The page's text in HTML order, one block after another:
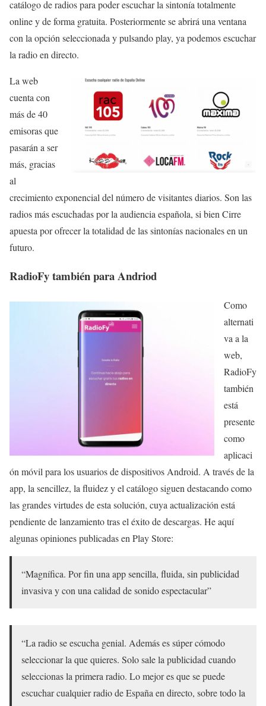
catálogo de radios para poder escuchar la sintonía totalmente
online y de forma gratuita. Posteriormente se abrirá una ventana
con la opción seleccionada y pulsando play, ya podemos escuchar
la radio en directo.
La web
cuenta con
más de 40
emisoras que
pasarán a ser
más, gracias
al
crecimiento exponencial del número de visitantes diarios. Son las
radios más escuchadas por la audiencia española, si bien Cirre
apuesta por ofrecer la totalidad de las sintonías nacionales en un
futuro.
RadioFy también para Andriod
Como
alternati
va a la
web,
RadioFy
también
está
presente
como
aplicaci
ón móvil para los usuarios de dispositivos Android. A través de la
app, la sencillez, la fluidez y el catálogo siguen destacando como
las grandes virtudes de esta solución, cuya actualización está
pendiente de lanzamiento tras el éxito de descargas. He aquí
algunas opiniones publicadas en Play Store:
“Magnífica. Por fin una app sencilla, fluida, sin publicidad
invasiva y con una calidad de sonido espectacular”
“La radio se escucha genial. Además es súper cómodo
seleccionar la que quieres. Solo sale la publicidad cuando
seleccionas la primera radio. Lo mejor es que se puede
escuchar cualquier radio de España en directo, sobre todo la